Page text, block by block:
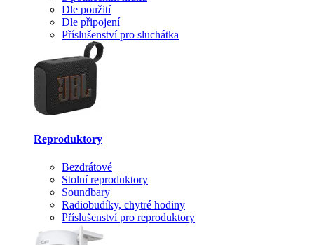
Dle použití
Dle připojení
Příslušenství pro sluchátka
Reproduktory
Bezdrátové
Stolní reproduktory
Soundbary
Radiobudíky, chytré hodiny
Příslušenství pro reproduktory